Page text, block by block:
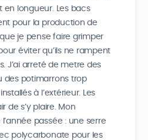
en longueur. Les bacs
pour la production de
je pense faire grimper
éviter qu’ils ne rampent
J’ai arreté de metre des
des potimarrons trop
à l’extérieur. Les
de s’y plaire. Mon
passée : une serre
polycarbonate pour les